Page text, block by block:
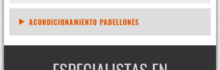
ACONDICIONAMIENTO PABELLONES